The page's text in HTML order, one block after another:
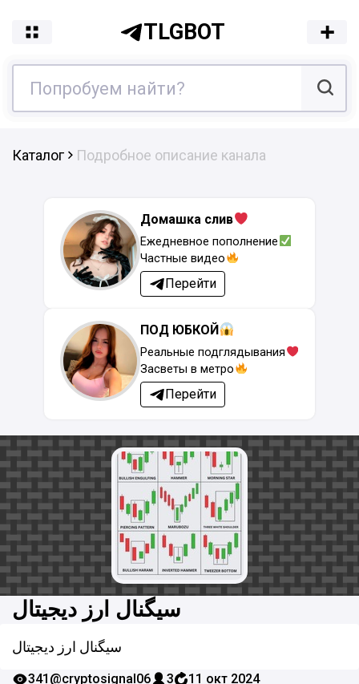
TLGBOT
Каталог Подробное описание канала
Домашка слив
Ежедневное пополнение
Частные видео
Перейти
ПОД ЮБКОЙ
Реальные подглядывания
Засветы в метро
Перейти
سیگنال ارز دیجیتال
سیگنال ارز دیجیتال
341 @cryptosignal06 3 11 окт 2024